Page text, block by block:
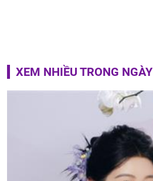
XEM NHIỀU TRONG NGÀY